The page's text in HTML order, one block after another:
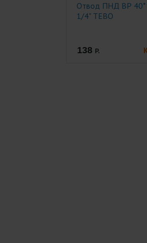
Отвод ПНД ВР
1/4" ТЕВО
138 Р.